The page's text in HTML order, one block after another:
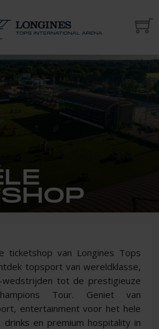
ticketshop van Longines Tops
topsport van wereldklasse,
wedstrijden tot de prestigieuze
Tour. Geniet van
entertainment voor het hele
en premium hospitality in